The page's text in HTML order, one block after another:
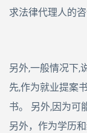
求法律代理人的咨
另外,一般情况下,
先,作为就业提案
书。 另外,因为可
另外，作为学历